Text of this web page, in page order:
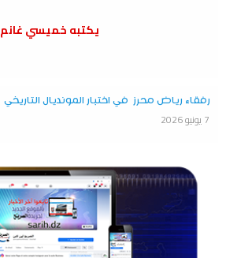
يكتبه خميسي غانم
رفقاء رياض محرز في اختبار المونديال التاريخي
7 يونيو 2026